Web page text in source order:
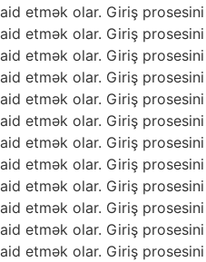
aid etmək olar. Giriş
aid etmək olar. Giriş
aid etmək olar. Giriş
aid etmək olar. Giriş
aid etmək olar. Giriş
aid etmək olar. Giriş
aid etmək olar. Giriş
aid etmək olar. Giriş
aid etmək olar. Giriş
aid etmək olar. Giriş
aid etmək olar. Giriş
aid etmək olar. Giriş